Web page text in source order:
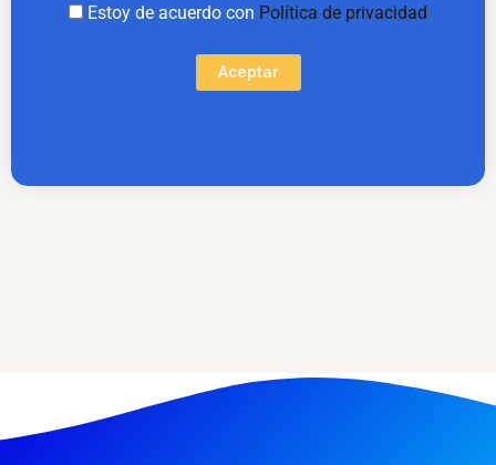
Estoy de acuerdo con Política de privacidad
Aceptar